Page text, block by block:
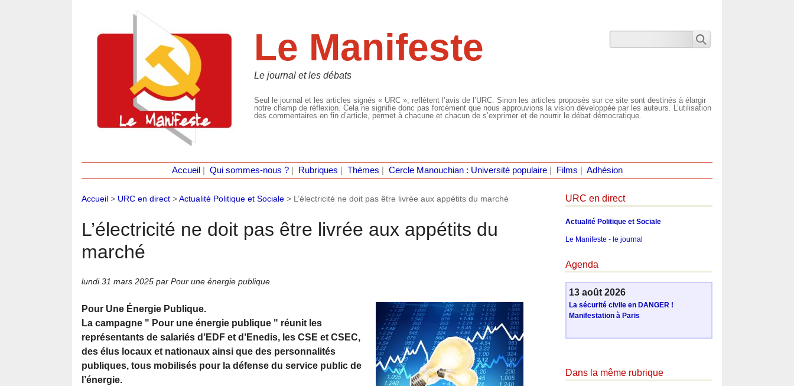
Le Manifeste
Le journal et les débats
Seul le journal et les articles signés « URC », reflètent l’avis de l’URC. Sinon les articles proposés sur ce site sont destinés à élargir
notre champ de réflexion. Cela ne signifie donc pas forcément que nous approuvions la vision développée par les auteurs. L’utilisation
des commentaires en fin d’article, permet à chacune et chacun de s’exprimer et de nourrir le débat démocratique.
Accueil Qui sommes-nous ?| Rubriques Thèmes Cercle Manouchian : Université populaire| Films Adhésion
Accueil > URC en direct >Actualité Politique et Sociale > L’électricité ne doit pas être livrée aux appétits du marché
L’électricité ne doit pas être livrée aux appétits du
marché
lundi 31 mars 2025 par Pour une énergie publique
Pour Une Énergie Publique.
La campagne " Pour une énergie publique " réunit les
représentants de salariés d’EDF et d’Enedis, les CSE et CSEC,
des élus locaux et nationaux ainsi que des personnalités
publiques, tous mobilisés pour la défense du service public de
l’énergie.
URC en direct
Actualité Politique et Sociale
Le Manifeste - le journal
Agenda
13 août 2026
La sécurité civile en DANGER !
Manifestation à Paris
Dans la même rubrique